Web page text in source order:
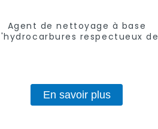
Agent de nettoyage à base
respectueux de
En savoir plus